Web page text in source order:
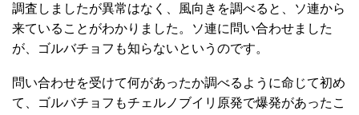
調査しましたが異常はなく、風向きを調べると、ソ連から
来ていることがわかりました。ソ連に問い合わせました
が、ゴルバチョフも知らないというのです。
問い合わせを受けて何があったか調べるように命じて初め
て、ゴルバチョフもチェルノブイリ原発で爆発があったこ